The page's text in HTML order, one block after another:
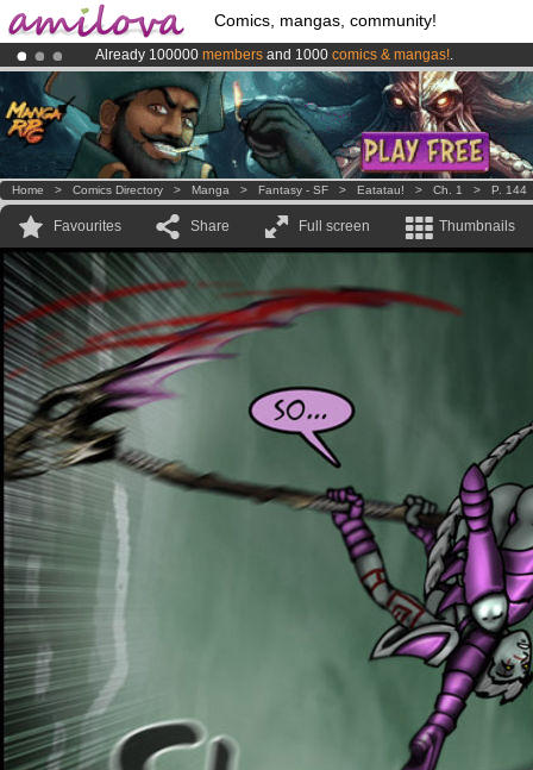
Comics, mangas, community!
Already 100000 members and 1000 comics & mangas!.
AmilovaKickstarter is now LIVE!.
Premium membership from3.95 euros per month !Get membership
Home > Comics Directory > Manga > Fantasy - SF > Eatatau! > Ch. 1 > P. 144
Favourites Share Full screen Thumbnails